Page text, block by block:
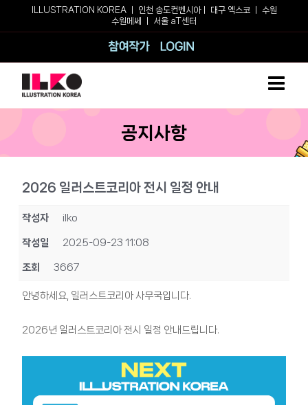
ILLUSTRATION KOREA ㅣ 인천 송도컨벤시아ㅣ 대구 엑스코
수원
수원메쎄
서울 aT센터
참여작가
공지사항
2026 일러스트코리아 전시 일정 안내
작성자 ilko
작성일 2025-09-23 11:08
조회 3667
안녕하세요, 일러스트코리아 사무국입니다.
2026년 일러스트코리아 전시 일정 안내드립니다.